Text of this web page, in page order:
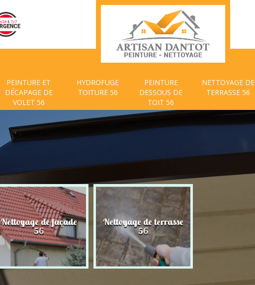
PEINTURE ET
DÉCAPAGE DE
VOLET 56
HYDROFUGE
TOITURE 56
PEINTURE
DESSOUS DE
TOIT 56
NETTOYAGE DE
TERRASSE 56
Nettoyage de façade
56
Nettoyage de terrasse
56